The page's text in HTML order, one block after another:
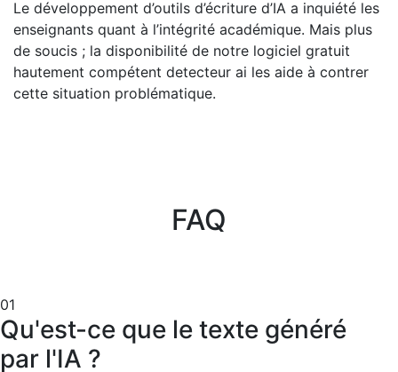
Le développement d’outils d’écriture d’IA a inquiété les
enseignants quant à l’intégrité académique. Mais plus
de soucis ; la disponibilité de notre logiciel gratuit
hautement compétent detecteur ai les aide à contrer
cette situation problématique.
FAQ
01
Qu'est-ce que le texte généré
par l'IA ?